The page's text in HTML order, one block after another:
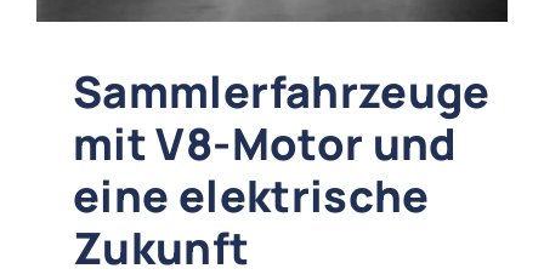
Sammlerfahrzeuge
mit V8-Motor und
eine elektrische
Zukunft